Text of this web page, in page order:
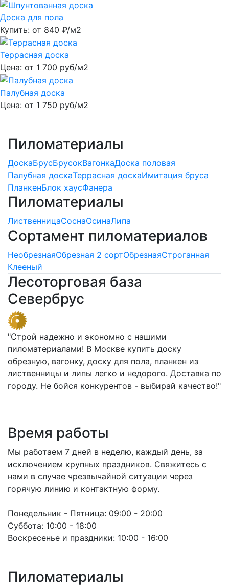
Доска для пола
Купить: от 840 ₽/м2
Террасная доска
Цена: от 1 700 руб/м2
Палубная доска
Цена: от 1 750 руб/м2
Пиломатериалы
ДоскаБрусБрусокВагонкаДоска половая
Палубная доскаТеррасная доскаИмитация бруса
ПланкенБлок хаусФанера
Пиломатериалы
ЛиственницаСоснаОсинаЛипа
Сортамент пиломатериалов
НеобрезнаяОбрезная 2 сортОбрезнаяСтроганная
Клееный
Лесоторговая база
Севербрус
"Строй надежно и экономно с нашими
пиломатериалами! В Москве купить доску
обрезную, вагонку, доску для пола, планкен из
лиственницы и липы легко и недорого. Доставка по
городу. Не бойся конкурентов - выбирай качество!"
Время работы
Мы работаем 7 дней в неделю, каждый день, за
исключением крупных праздников. Свяжитесь с
нами в случае чрезвычайной ситуации через
горячую линию и контактную форму.
Понедельник - Пятница: 09:00 - 20:00
Суббота: 10:00 - 18:00
Воскресенье и праздники: 10:00 - 16:00
Пиломатериалы